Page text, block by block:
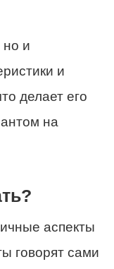
но и
и
делает его
на
аспекты
говорят сами